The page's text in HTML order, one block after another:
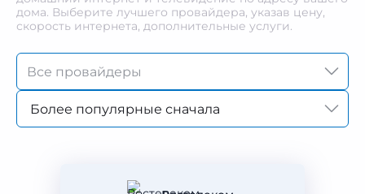
дома. Выберите лучшего провайдера, указав цену,
скорость интернета, дополнительные услуги.
Более популярные сначала